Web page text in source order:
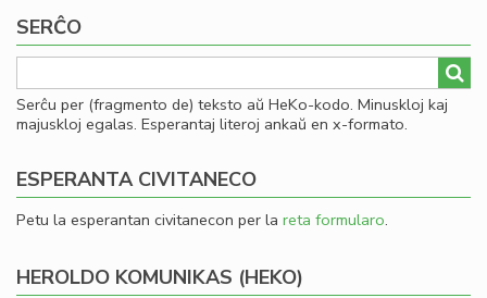
SERĈO
Serĉu per (fragmento de) teksto aŭ HeKo-kodo. Minuskloj kaj
majuskloj egalas. Esperantaj literoj ankaŭ en x-formato.
ESPERANTA CIVITANECO
Petu la esperantan civitanecon per la reta formularo.
HEROLDO KOMUNIKAS (HEKO)